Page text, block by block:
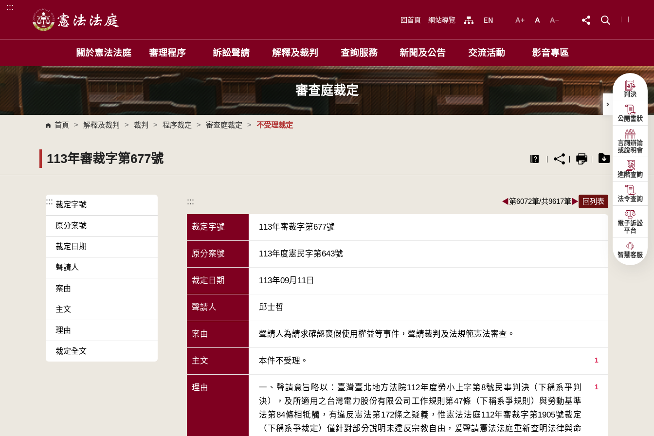
跳到主要內容區塊
:::
回首頁 網站導覽
關於憲法法庭 審理程序 訴訟聲請 解釋及裁判 查詢服務 新聞及公告 交流活動 影音專區
審查庭裁定
首頁 > 解釋及裁判 > 裁判 > 程序裁定 > 審查庭裁定 > 不受理裁定
113年審裁字第677號
::: 裁定字號
原分案號
裁定日期
聲請人
案由
主文
理由
裁定全文
::: ◀第6072筆/共9617筆▶ 回列表
裁定字號 113年審裁字第677號
原分案號 113年度憲民字第643號
裁定日期 113年09月11日
聲請人 邱士哲
案由 聲請人為請求確認喪假使用權益等事件，聲請裁判及法規範憲法審查。
主文 1
本件不受理。
理由 1
一、聲請意旨略以：臺灣臺北地方法院112年度勞小上字第8號民事判決（下稱系爭判
決），及所適用之台灣電力股份有限公司工作規則第47條（下稱系爭規則）與勞動基準
法第84條相牴觸，有違反憲法第172條之疑義，惟憲法法庭112年審裁字第1905號裁定
（下稱系爭裁定）僅針對部分說明未違反宗教自由，爰聲請憲法法庭重新查明法律與命
判決
公開書狀
言詞辯論
或說明會
進階查詢
法令查詢
電子訴訟
平台
智慧客服